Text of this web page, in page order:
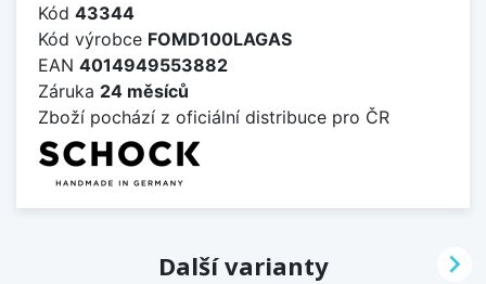
Kód 43344
Kód výrobce FOMD100LAGAS
EAN 4014949553882
Záruka 24 měsíců
Zboží pochází z oficiální distribuce pro ČR
Další varianty 